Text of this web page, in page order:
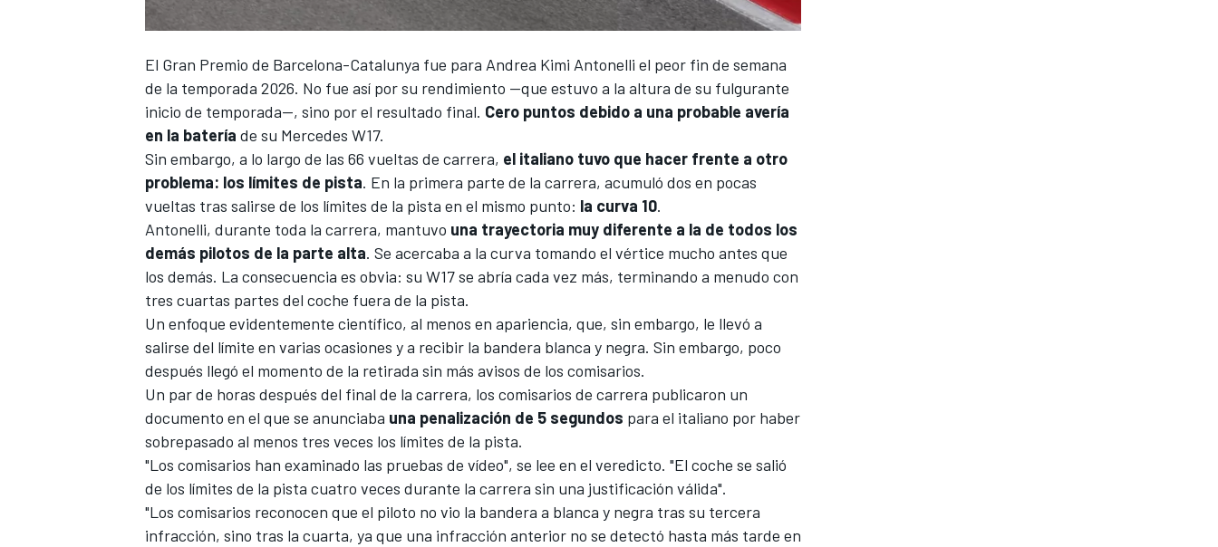
El Gran Premio de Barcelona-Catalunya fue para Andrea Kimi Antonelli el peor fin de semana
de la temporada 2026. No fue así por su rendimiento —que estuvo a la altura de su fulgurante
inicio de temporada—, sino por el resultado final. Cero puntos debido a una probable avería
en la batería de su Mercedes W17.
Sin embargo, a lo largo de las 66 vueltas de carrera, el italiano tuvo que hacer frente a otro
problema: los límites de pista. En la primera parte de la carrera, acumuló dos en pocas
vueltas tras salirse de los límites de la pista en el mismo punto: la curva 10.
Antonelli, durante toda la carrera, mantuvo una trayectoria muy diferente a la de todos los
demás pilotos de la parte alta. Se acercaba a la curva tomando el vértice mucho antes que
los demás. La consecuencia es obvia: su W17 se abría cada vez más, terminando a menudo con
tres cuartas partes del coche fuera de la pista.
Un enfoque evidentemente científico, al menos en apariencia, que, sin embargo, le llevó a
salirse del límite en varias ocasiones y a recibir la bandera blanca y negra. Sin embargo, poco
después llegó el momento de la retirada sin más avisos de los comisarios.
Un par de horas después del final de la carrera, los comisarios de carrera publicaron un
documento en el que se anunciaba una penalización de 5 segundos para el italiano por haber
sobrepasado al menos tres veces los límites de la pista.
"Los comisarios han examinado las pruebas de vídeo", se lee en el veredicto. "El coche se salió
de los límites de la pista cuatro veces durante la carrera sin una justificación válida".
"Los comisarios reconocen que el piloto no vio la bandera a blanca y negra tras su tercera
infracción, sino tras la cuarta, ya que una infracción anterior no se detectó hasta más tarde en